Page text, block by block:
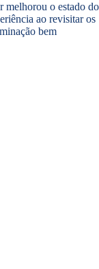
melhorou o estado do
ao revisitar os
bem